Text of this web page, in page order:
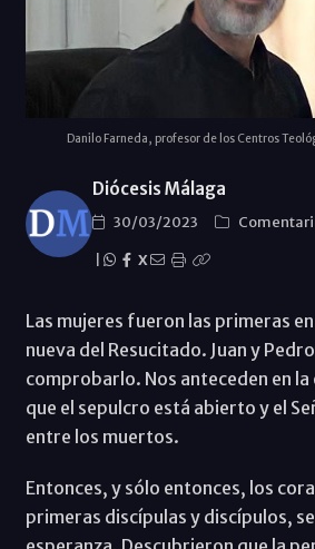
Danilo Farneda, profesor de los Centros
Diócesis Málaga
30/03/2023
X
Las mujeres fueron las primeras
nueva del Resucitado. Juan y
comprobarlo. Nos anteceden en
que el sepulcro está abierto y el
entre los muertos.
Entonces, y sólo entonces, los
primeras discípulas y discípulos,